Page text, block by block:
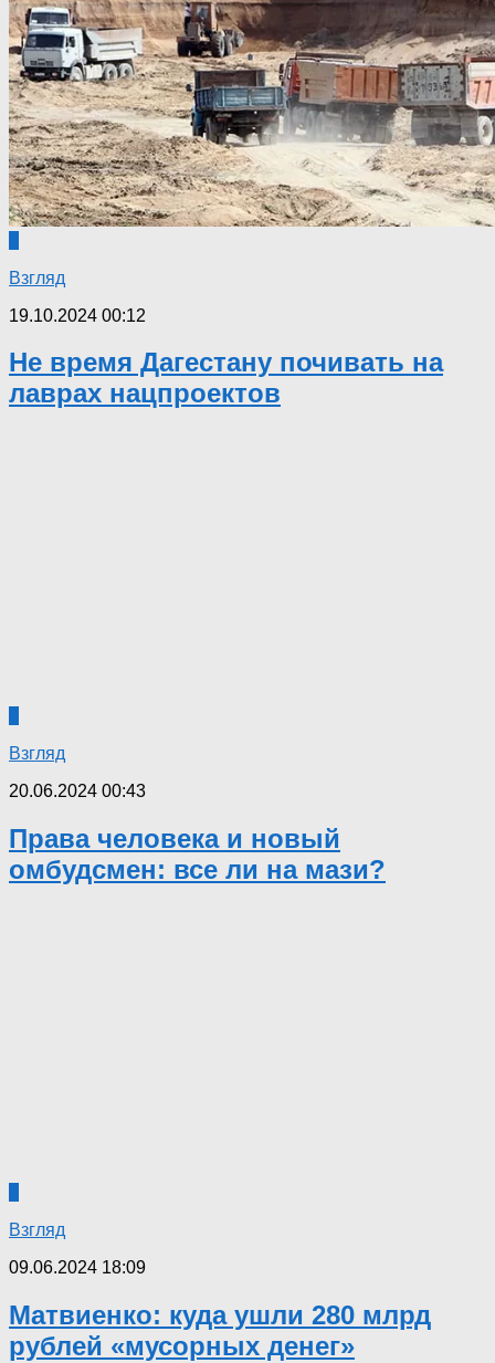
Взгляд
19.10.2024 00:12
Не время Дагестану почивать на
лаврах нацпроектов
Взгляд
20.06.2024 00:43
Права человека и новый
омбудсмен: все ли на мази?
Взгляд
09.06.2024 18:09
Матвиенко: куда ушли 280 млрд
рублей «мусорных денег»